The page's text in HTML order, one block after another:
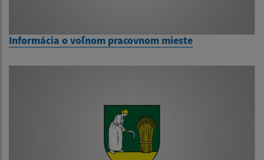
Informácia o voľnom pracovnom mieste